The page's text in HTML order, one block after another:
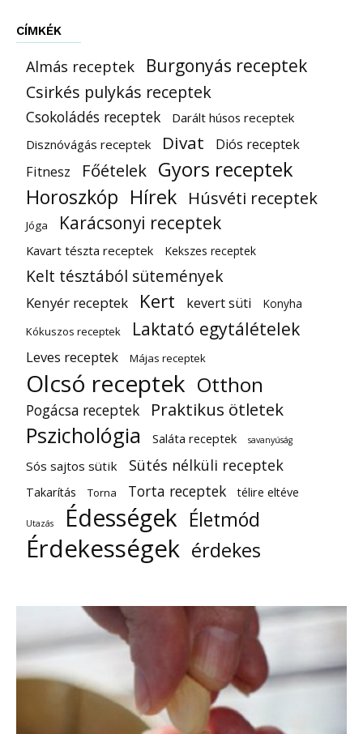
CÍMKÉK
Almás receptek Burgonyás receptek
Csirkés pulykás receptek
Csokoládés receptek
Darált húsos receptek
Disznóvágás receptek
Divat
Diós receptek
Fitnesz
Főételek Gyors receptek
Horoszkóp Hírek Húsvéti receptek
Jóga Karácsonyi receptek
Kavart tészta receptek Kekszes receptek
Kelt tésztából sütemények
Kenyér receptek Kert kevert süti Konyha
Kókuszos receptek Laktató egytálételek
Leves receptek Májas receptek
Olcsó receptek Otthon
Pogácsa receptek Praktikus ötletek
Pszichológia Saláta receptek savanyúság
Sós sajtos sütik Sütés nélküli receptek
Takarítás Torna Torta receptek télire eltéve
Utazás Édességek Életmód
Érdekességek érdekes